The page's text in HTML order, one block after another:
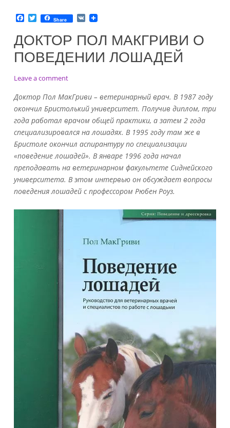
F
c
e
b
o
k
T
w
i
t
t
e
Share V
ДОКТОР ПОЛ МАКГРИВИ О
ПОВЕДЕНИИ ЛОШАДЕЙ
Leave a commenton
Пол
МакГриви
о
поведении
лошадей
Доктор Пол МакГриви – ветеринарный врач. В 1987 году
окончил Бристолький университет. Получив диплом, три
года работал врачом общей практики, а затем 2 года
специализировался на лошадях. В 1995 году там же в
Бристоле окончил аспирантуру по специализации
«поведение лошадей». В январе 1996 года начал
преподавать на ветеринарном факультете Сиднейского
университета. В этом интервью он обсуждает вопросы
поведения лошадей с профессором Рюбен Роуз.